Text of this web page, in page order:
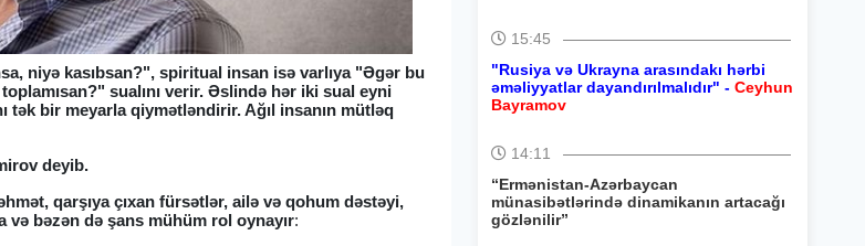
niyə kasıbsan?", spiritual insan isə varlıya "Əgər bu
sualını verir. Əslində hər iki sual eyni
tək bir meyarla qiymətləndirir. Ağıl insanın mütləq
deyib.
qarşıya çıxan fürsətlər, ailə və qohum dəstəyi,
bəzən də şans mühüm rol oynayır:
15:45
"Rusiya və Ukrayna arasındakı hərbi
əməliyyatlar dayandırılmalıdır" - Ceyhun
Bayramov
14:11
“Ermənistan-Azərbaycan
münasibətlərində dinamikanın artacağı
gözlənilir”